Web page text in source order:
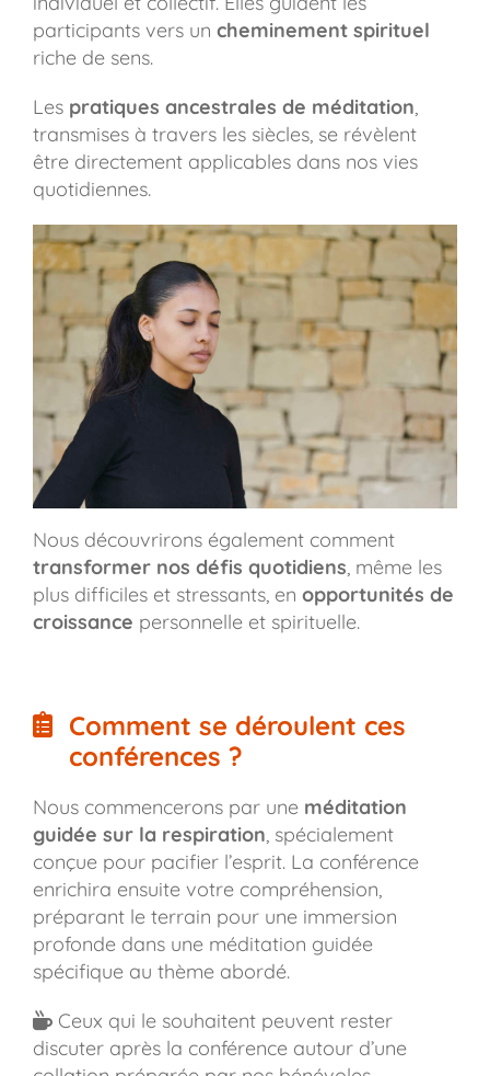
participants vers un cheminement spirituel
riche de sens.
Les pratiques ancestrales de méditation,
transmises à travers les siècles, se révèlent
être directement applicables dans nos vies
quotidiennes.
Nous découvrirons également comment
transformer nos défis quotidiens, même les
plus difficiles et stressants, en opportunités de
croissance personnelle et spirituelle.
Comment se déroulent ces
conférences ?
Nous commencerons par une méditation
guidée sur la respiration, spécialement
conçue pour pacifier l’esprit. La conférence
enrichira ensuite votre compréhension,
préparant le terrain pour une immersion
profonde dans une méditation guidée
spécifique au thème abordé.
Ceux qui le souhaitent peuvent rester
discuter après la conférence autour d’une